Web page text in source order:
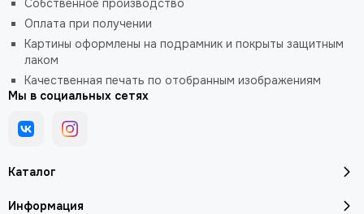
Каталог
Информация
Собственное производство
Оплата при получении
Картины оформлены на подрамник и покрыты защитным
лаком
Качественная печать по отобранным изображениям
Мы в социальных сетях